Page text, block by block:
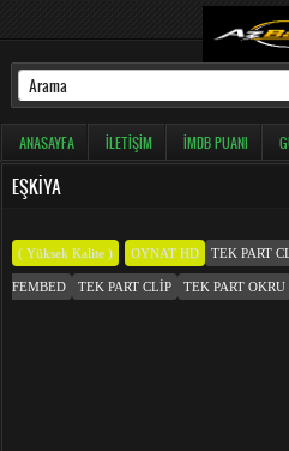
ANASAYFA İLETIŞIM İMDB PUANI
EŞKIYA
( Yüksek Kalite ) OYNAT HD TEK PART
FEMBED TEK PART CLIP TEK PART OKRU